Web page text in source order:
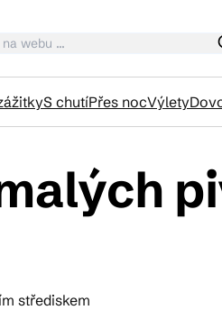
S chutíPřes nocVýlety
Kalendář
střediskem